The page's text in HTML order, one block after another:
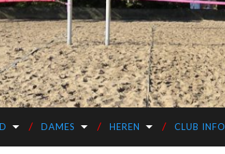
DAMES HEREN CLUB INFO